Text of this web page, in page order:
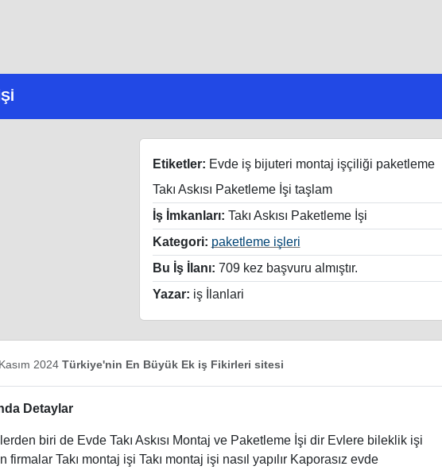
Etiketler: Evde iş bijuteri montaj işçiliği paketleme
Takı Askısı Paketleme İşi taşlam
İş İmkanları: Takı Askısı Paketleme İşi
Kategori: paketleme işleri
Bu İş İlanı: 709 kez başvuru almıştır.
Yazar: iş İlanlari
2024 Türkiye'nin En Büyük Ek iş Fikirleri sitesi
Detaylar
biri de Evde Takı Askısı Montaj ve Paketleme İşi dir Evlere bileklik işi
Takı montaj işi Takı montaj işi nasıl yapılır Kaporasız evde